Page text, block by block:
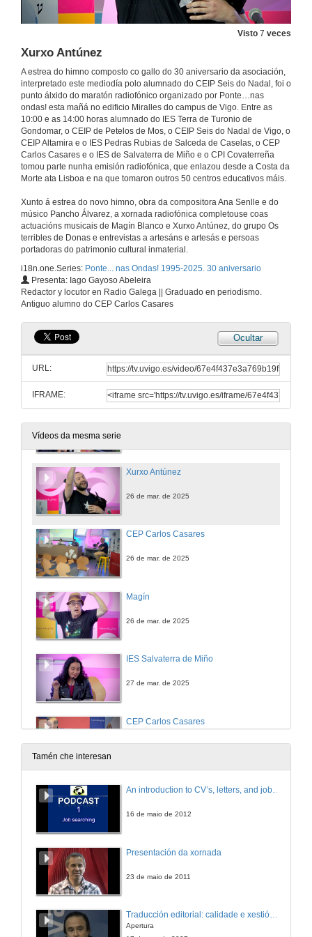
Visto 7 veces
Xurxo Antúnez
A estrea do himno composto co gallo do 30 aniversario da asociación,
interpretado este mediodía polo alumnado do CEIP Seis do Nadal, foi o
punto álxido do maratón radiofónico organizado por Ponte…nas
ondas! esta mañá no edificio Miralles do campus de Vigo. Entre as
10:00 e as 14:00 horas alumnado do IES Terra de Turonio de
Gondomar, o CEIP de Petelos de Mos, o CEIP Seis do Nadal de Vigo, o
CEIP Altamira e o IES Pedras Rubias de Salceda de Caselas, o CEP
Carlos Casares e o IES de Salvaterra de Miño e o CPI Covaterreña
tomou parte nunha emisión radiofónica, que enlazou desde a Costa da
Morte ata Lisboa e na que tomaron outros 50 centros educativos máis.
Xunto á estrea do novo himno, obra da compositora Ana Senlle e do
músico Pancho Álvarez, a xornada radiofónica completouse coas
actuacións musicais de Magín Blanco e Xurxo Antúnez, do grupo Os
terribles de Donas e entrevistas a artesáns e artesás e persoas
portadoras do patrimonio cultural inmaterial.
i18n.one.Series: Ponte... nas Ondas! 1995-2025. 30 aniversario
Presenta: Iago Gayoso Abeleira
Redactor y locutor en Radio Galega || Graduado en periodismo.
Antiguo alumno do CEP Carlos Casares
Ocultar
URL:
IFRAME:
Vídeos da mesma serie
IES Terra de Turonio
26 de mar. de 2025
Xurxo Antúnez
26 de mar. de 2025
CEIP de Petelos
26 de mar. de 2025
CEIP Seis do Nadal
26 de mar. de 2025
26 de mar. de 2025
IES Pedras Rubias
Xurxo Antúnez
26 de mar. de 2025
CEP Carlos Casares
26 de mar. de 2025
Magín
26 de mar. de 2025
IES Salvaterra de Miño
27 de mar. de 2025
CEP Carlos Casares
27 de mar. de 2025
Tamén che interesan
An introduction to CV’s, letters, and job searching
16 de maio de 2012
Presentación da xornada
23 de maio de 2011
Traducción editorial: calidade e xestión de proxectos
Apertura